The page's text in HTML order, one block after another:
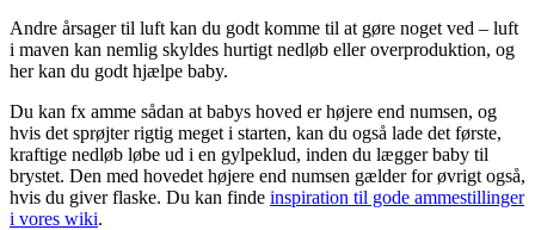
Andre årsager til luft kan du godt komme til at gøre noget ved – luft
i maven kan nemlig skyldes hurtigt nedløb eller overproduktion, og
her kan du godt hjælpe baby.
Du kan fx amme sådan at babys hoved er højere end numsen, og
hvis det sprøjter rigtig meget i starten, kan du også lade det første,
kraftige nedløb løbe ud i en gylpeklud, inden du lægger baby til
brystet. Den med hovedet højere end numsen gælder for øvrigt også,
hvis du giver flaske. Du kan finde inspiration til gode ammestillinger
i vores wiki.